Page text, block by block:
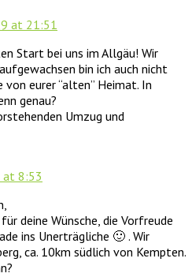
at 21:51
Start bei uns im Allgäu! Wir
bin ich auch nicht
von eurer “alten” Heimat. In
genau?
Umzug und
at 8:53
deine Wünsche, die Vorfreude
ins Unerträgliche 🙂 . Wir
ca. 10km südlich von Kempten.